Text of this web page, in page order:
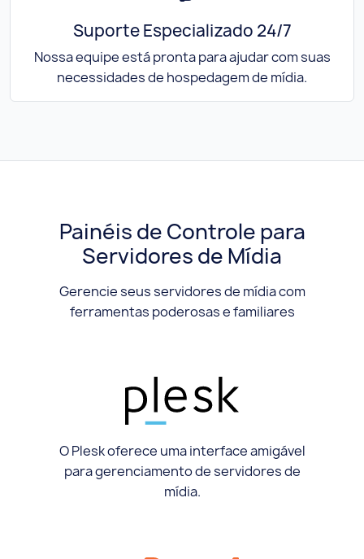
Suporte Especializado 24/7
Nossa equipe está pronta para ajudar com suas
necessidades de hospedagem de mídia.
Painéis de Controle para
Servidores de Mídia
Gerencie seus servidores de mídia com
ferramentas poderosas e familiares
O Plesk oferece uma interface amigável
para gerenciamento de servidores de
mídia.